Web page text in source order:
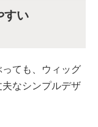
すい
ても、ウィッグ
なシンプルデザ